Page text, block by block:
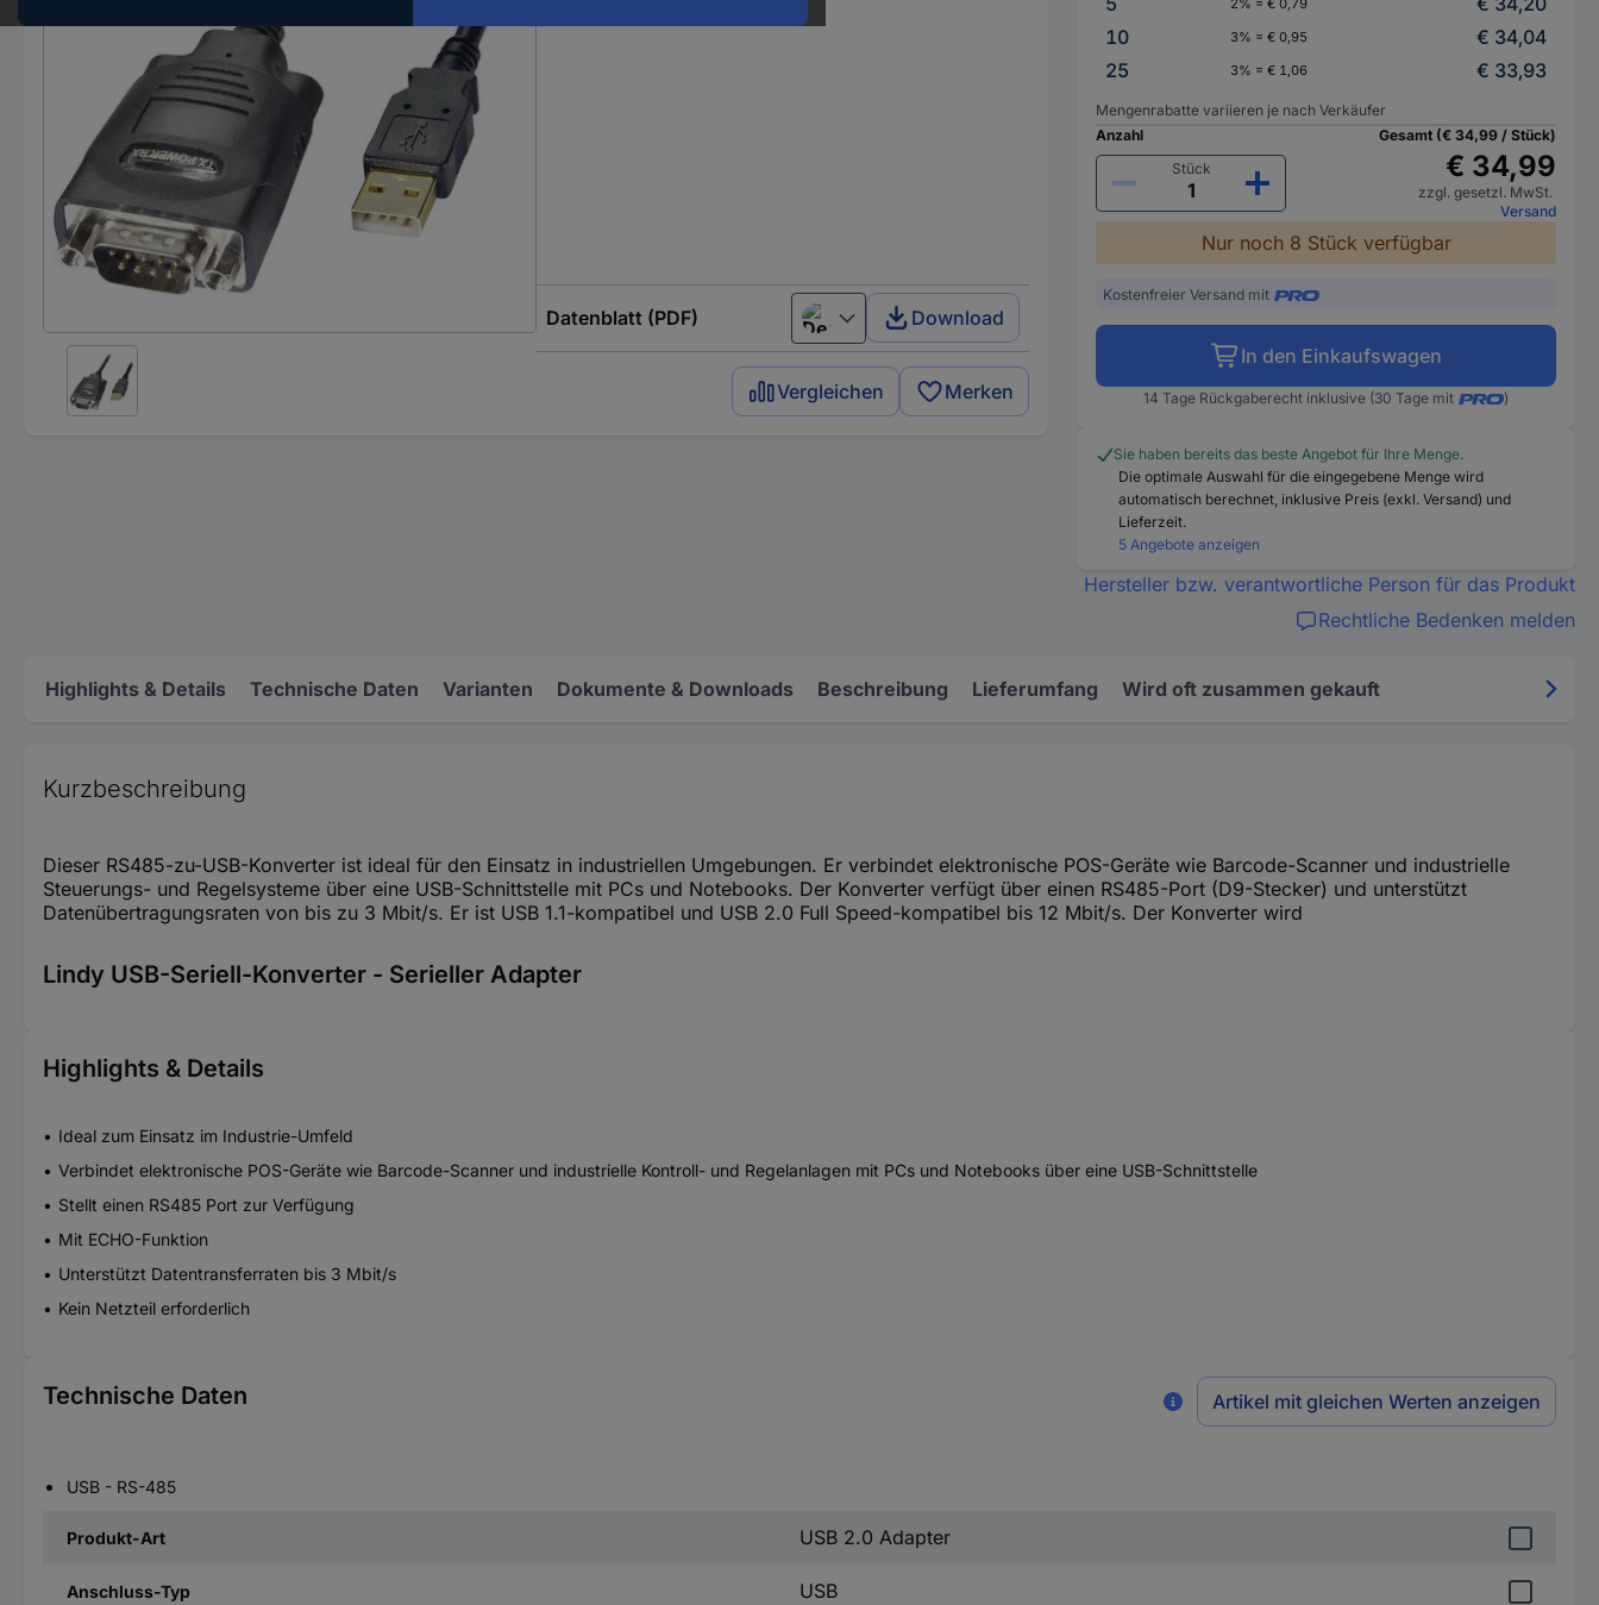
Datenblatt (PDF) Deutsch (Deutschland)
Download
Vergleichen Merken
2% = € 0,79
10
3% = € 0,95
€ 34,04
25
3% = € 1,06 € 33,93
Mengenrabatte variieren je nach Verkäufer
Anzahl
Stück
Gesamt (€ 34,99 / Stück)
€ 34,99
zzgl. gesetzl. MwSt.
Versand
Nur noch 8 Stück verfügbar
Kostenfreier Versand mit
In den Einkaufswagen
14 Tage Rückgaberecht inklusive (30 Tage mit )
Sie haben bereits das beste Angebot für Ihre Menge.
Die optimale Auswahl für die eingegebene Menge wird
automatisch berechnet, inklusive Preis (exkl. Versand) und
Lieferzeit.
5 Angebote anzeigen
Hersteller bzw. verantwortliche Person für das Produkt
Rechtliche Bedenken melden
Highlights & Details Technische Daten Varianten Dokumente & Downloads Beschreibung Lieferumfang Wird oft zusammen gekauft
Kurzbeschreibung
Dieser RS485-zu-USB-Konverter ist ideal für den Einsatz in industriellen Umgebungen. Er verbindet elektronische POS-Geräte wie Barcode-Scanner und industrielle
Steuerungs- und Regelsysteme über eine USB-Schnittstelle mit PCs und Notebooks. Der Konverter verfügt über einen RS485-Port (D9-Stecker) und unterstützt
Datenübertragungsraten von bis zu 3 Mbit/s. Er ist USB 1.1-kompatibel und USB 2.0 Full Speed-kompatibel bis 12 Mbit/s. Der Konverter wird
Lindy USB-Seriell-Konverter - Serieller Adapter
Highlights & Details
Ideal zum Einsatz im Industrie-Umfeld
Verbindet elektronische POS-Geräte wie Barcode-Scanner und industrielle Kontroll- und Regelanlagen mit PCs und Notebooks über eine USB-Schnittstelle
Stellt einen RS485 Port zur Verfügung
Mit ECHO-Funktion
Unterstützt Datentransferraten bis 3 Mbit/s
Kein Netzteil erforderlich
Technische Daten Artikel mit gleichen Werten anzeigen
USB - RS-485
Produkt-Art USB 2.0 Adapter
Anschluss-Typ USB